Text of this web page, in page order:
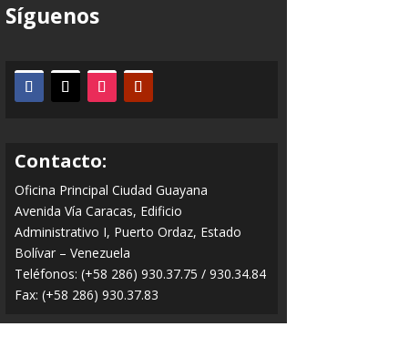
Síguenos
Contacto:
Oficina Principal Ciudad Guayana
Avenida Vía Caracas, Edificio
Administrativo I, Puerto Ordaz, Estado
Bolívar – Venezuela
Teléfonos: (+58 286) 930.37.75 / 930.34.84
Fax: (+58 286) 930.37.83